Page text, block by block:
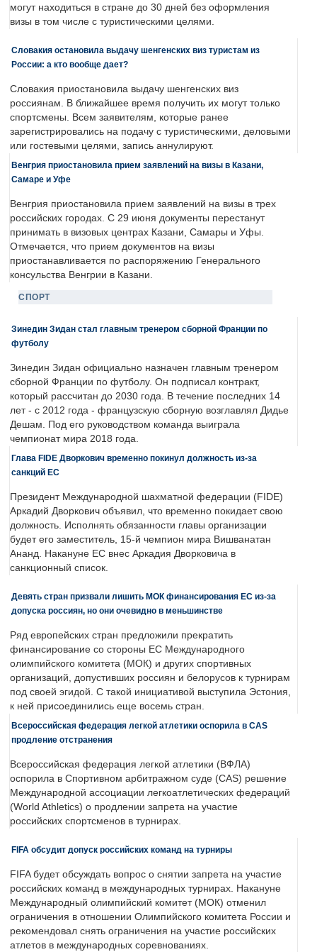
могут находиться в стране до 30 дней без оформления
визы в том числе с туристическими целями.
Словакия остановила выдачу шенгенских виз туристам из
России: а кто вообще дает?
Словакия приостановила выдачу шенгенских виз
россиянам. В ближайшее время получить их могут только
спортсмены. Всем заявителям, которые ранее
зарегистрировались на подачу с туристическими, деловыми
или гостевыми целями, запись аннулируют.
Венгрия приостановила прием заявлений на визы в Казани,
Самаре и Уфе
Венгрия приостановила прием заявлений на визы в трех
российских городах. С 29 июня документы перестанут
принимать в визовых центрах Казани, Самары и Уфы.
Отмечается, что прием документов на визы
приостанавливается по распоряжению Генерального
консульства Венгрии в Казани.
СПОРТ
Зинедин Зидан стал главным тренером сборной Франции по
футболу
Зинедин Зидан официально назначен главным тренером
сборной Франции по футболу. Он подписал контракт,
который рассчитан до 2030 года. В течение последних 14
лет - с 2012 года - французскую сборную возглавлял Дидье
Дешам. Под его руководством команда выиграла
чемпионат мира 2018 года.
Глава FIDE Дворкович временно покинул должность из-за
санкций ЕС
Президент Международной шахматной федерации (FIDE)
Аркадий Дворкович объявил, что временно покидает свою
должность. Исполнять обязанности главы организации
будет его заместитель, 15-й чемпион мира Вишванатан
Ананд. Накануне ЕС внес Аркадия Дворковича в
санкционный список.
Девять стран призвали лишить МОК финансирования ЕС из-за
допуска россиян, но они очевидно в меньшинстве
Ряд европейских стран предложили прекратить
финансирование со стороны ЕС Международного
олимпийского комитета (МОК) и других спортивных
организаций, допустивших россиян и белорусов к турнирам
под своей эгидой. С такой инициативой выступила Эстония,
к ней присоединились еще восемь стран.
Всероссийская федерация легкой атлетики оспорила в CAS
продление отстранения
Всероссийская федерация легкой атлетики (ВФЛА)
оспорила в Спортивном арбитражном суде (CAS) решение
Международной ассоциации легкоатлетических федераций
(World Athletics) о продлении запрета на участие
российских спортсменов в турнирах.
FIFA обсудит допуск российских команд на турниры
FIFA будет обсуждать вопрос о снятии запрета на участие
российских команд в международных турнирах. Накануне
Международный олимпийский комитет (МОК) отменил
ограничения в отношении Олимпийского комитета России и
рекомендовал снять ограничения на участие российских
атлетов в международных соревнованиях.